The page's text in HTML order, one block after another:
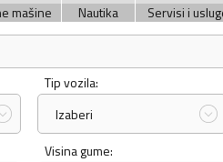
mašine Nautika Servisi i
Tip vozila:
Izaberi
Visina gume: